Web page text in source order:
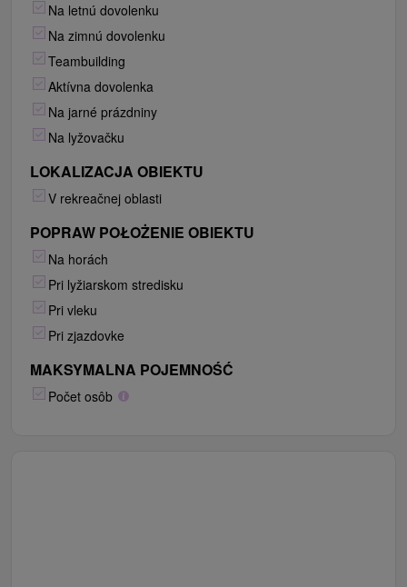
Na letnú dovolenku
Na zimnú dovolenku
Teambuilding
Aktívna dovolenka
Na jarné prázdniny
Na lyžovačku
LOKALIZACJA OBIEKTU
V rekreačnej oblasti
POPRAW POŁOŻENIE OBIEKTU
Na horách
Pri lyžiarskom stredisku
Pri vleku
Pri zjazdovke
MAKSYMALNA POJEMNOŚĆ
Počet osôb